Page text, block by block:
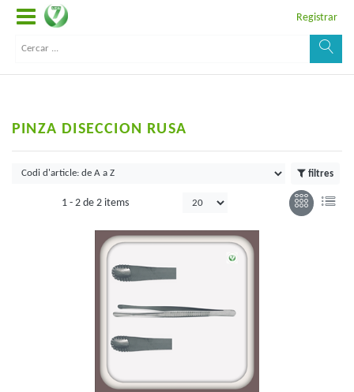
Registrar
PINZA DISECCION RUSA
filtres
1 - 2 de 2 items